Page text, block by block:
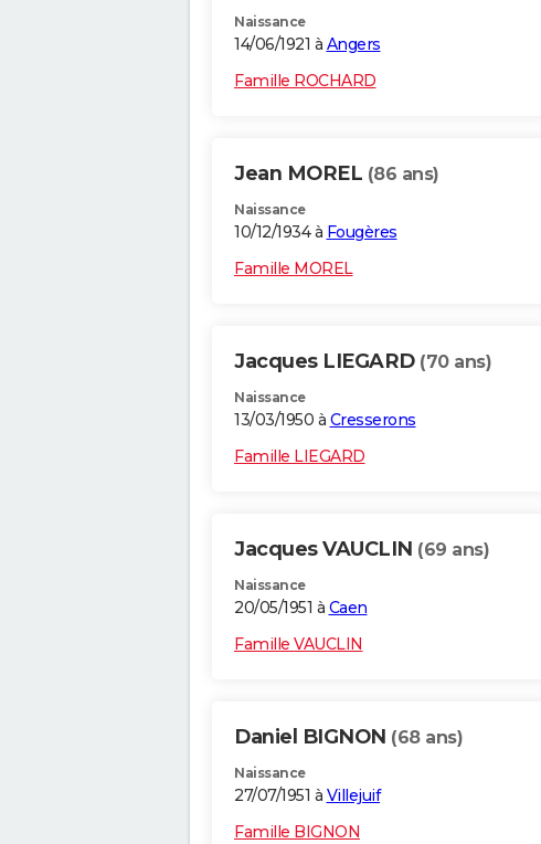
Naissance
14/06/1921 à Angers
Famille ROCHARD
Jean MOREL (86 ans)
Naissance
10/12/1934 à Fougères
Famille MOREL
Jacques LIEGARD (70 ans)
Naissance
13/03/1950 à Cresserons
Famille LIEGARD
Jacques VAUCLIN (69 ans)
Naissance
20/05/1951 à Caen
Famille VAUCLIN
Daniel BIGNON (68 ans)
Naissance
27/07/1951 à Villejuif
Famille BIGNON